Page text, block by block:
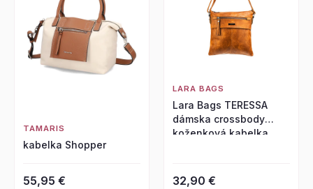
TAMARIS
kabelka Shopper
55,95 €
LARA BAGS
Lara Bags TERESSA
dámska crossbody
koženková kabelka
32,90 €